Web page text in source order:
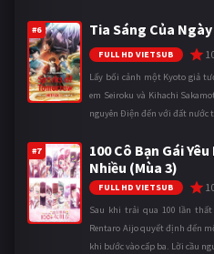
#6 Tia Sáng Của
FULL HD VIETSUB
Lấy bối cảnh một Kyoto giả
em Seiroku và Kihachi
nguyên Điện đến với đất nước
#7
100 Cô Bạn Gái
Nhiều (Mùa 3)
FULL HD VIETSUB
Sau khi trải qua 100 lần
Rentaro Aijo quyết định đến
khi bước vào cấp ba. Lời cầu